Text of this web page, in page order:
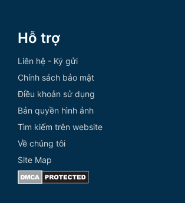
Hỗ trợ
Liên hệ - Ký gửi
Chính sách bảo mật
Điều khoản sử dụng
Bản quyền hình ảnh
Tìm kiếm trên website
Về chúng tôi
Site Map